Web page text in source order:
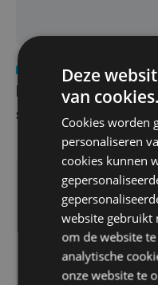
Onderwijs wo 16
Kortrijk op één na
studentenkotstad
Deze
van cookies.
Cookies worden
personaliseren
cookies kunnen
website gebruikt
om de website
analytische
onze website te